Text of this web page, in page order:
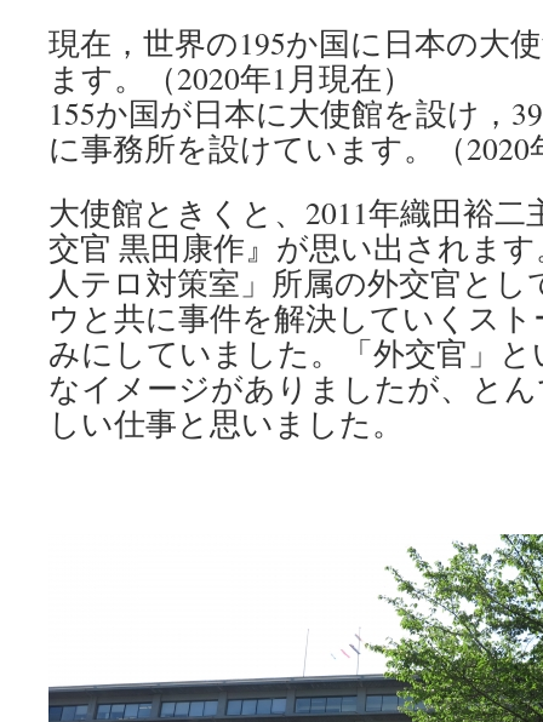
現在，世界の195か国に日本の大
ます。（2020年1月現在）
155か国が日本に大使館を設け，
に事務所を設けています。（2020
大使館ときくと、2011年織田裕
交官 黒田康作』が思い出されま
人テロ対策室」所属の外交官と
ウと共に事件を解決していくス
みにしていました。「外交官」
なイメージがありましたが、と
しい仕事と思いました。